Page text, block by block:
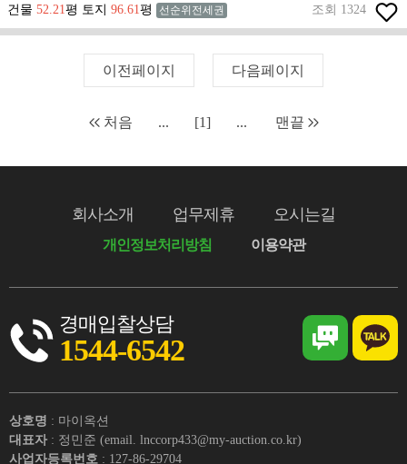
건물 52.21평 토지 96.61평 선순위전세권 조회 1324
이전페이지 다음페이지
처음 ... [1] ... 맨끝
회사소개 업무제휴 오시는길
개인정보처리방침 이용약관
경매입찰상담
1544-6542
상호명 : 마이옥션
대표자 : 정민준 (email. lnccorp433@my-auction.co.kr)
사업자등록번호 : 127-86-29704